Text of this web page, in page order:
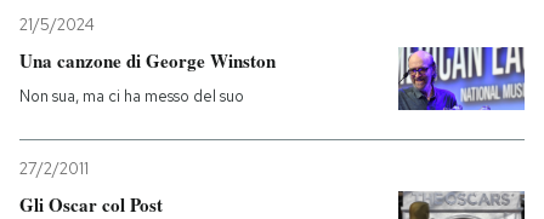
21/5/2024
Una canzone di George Winston
Non sua, ma ci ha messo del suo
27/2/2011
Gli Oscar col Post